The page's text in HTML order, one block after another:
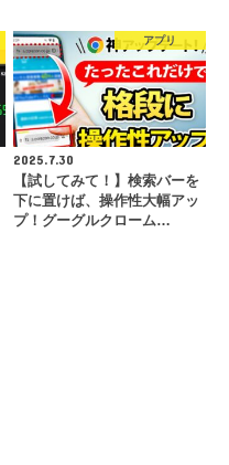
アプリ
2025.7.30
【試してみて！】検索バーを
下に置けば、操作性大幅アッ
プ！グーグルクローム…